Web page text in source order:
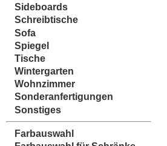
Sideboards
Schreibtische
Sofa
Spiegel
Tische
Wintergarten
Wohnzimmer
Sonderanfertigungen
Sonstiges
Farbauswahl